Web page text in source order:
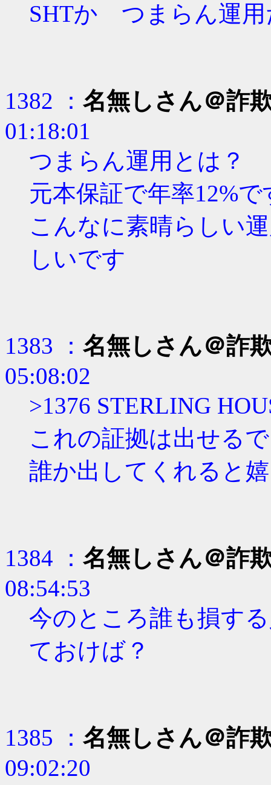
SHTか つまらん運用
1382 ： 名無しさん＠詐
01:18:01
つまらん運用とは？
元本保証で年率12%で
こんなに素晴らしい
しいです
1383 ： 名無しさん＠詐
05:08:02
>1376 STERLING
これの証拠は出せる
誰か出してくれると
1384 ： 名無しさん＠詐
08:54:53
今のところ誰も損す
ておけば？
1385 ： 名無しさん＠詐
09:02:20